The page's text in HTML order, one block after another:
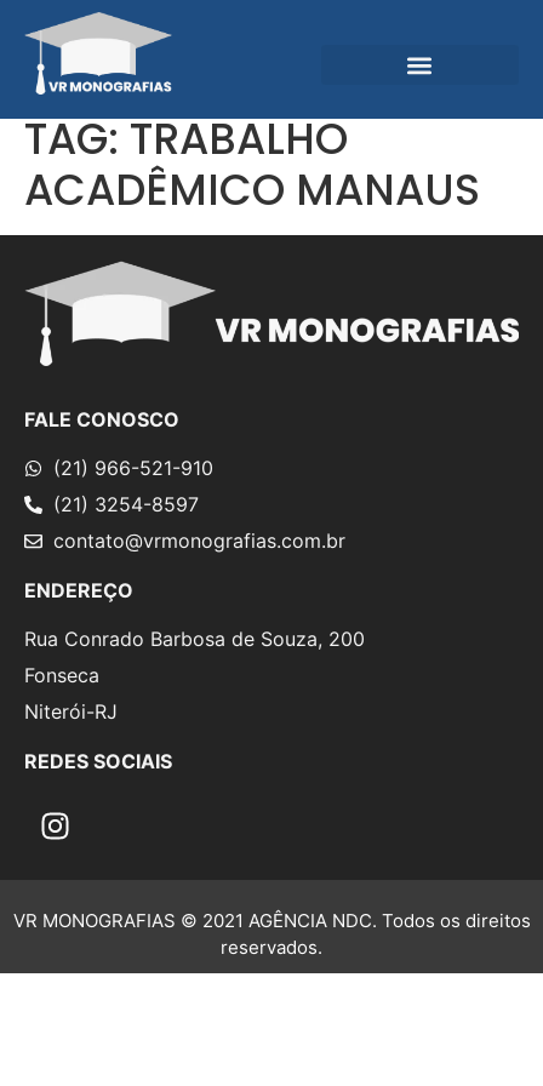
TAG:TRABALHO
ACADÊMICO MANAUS
FALE CONOSCO
(21) 966-521-910
(21) 3254-8597
contato@vrmonografias.com.br
ENDEREÇO
Rua Conrado Barbosa de Souza, 200
Fonseca
Niterói-RJ
REDES SOCIAIS
VR MONOGRAFIAS © 2021 AGÊNCIA NDC. Todos os direitos
reservados.